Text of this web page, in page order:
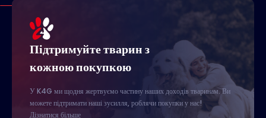
Підтримуйте тварин з
кожною покупкою
У K4G ми щодня жертвуємо частину наших доходів тваринам. Ви
можете підтримати наші зусилля, роблячи покупки у нас!
Дізнатися більше